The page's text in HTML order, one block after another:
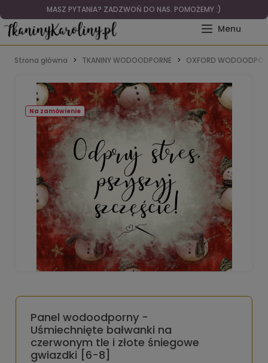
MASZ PYTANIA? ZADZWOŃ DO NAS. POMOŻEMY :)
Strona główna TKANINY WODOODPORNE OXFORD
Na zamówienie
Panel wodoodporny -
Uśmiechnięte bałwanki na
czerwonym tle i złote śniegowe
gwiazdki [6-8]